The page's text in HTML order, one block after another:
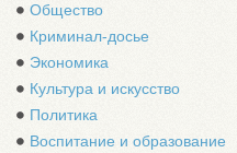
Общество
Криминал-досье
Экономика
Культура и искусство
Политика
Воспитание и образование